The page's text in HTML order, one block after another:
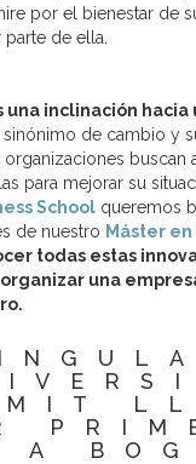
por el bienestar de
de ella.
una inclinación
sinónimo de cambio y
organizaciones buscan
para mejorar su
School queremos
de nuestro Máster
todas estas
una
A